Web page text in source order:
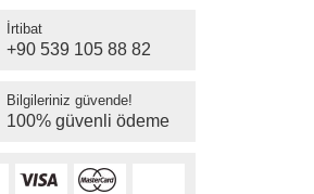
İrtibat
+90 539 105 88 82
Bilgileriniz güvende!
100% güvenli ödeme